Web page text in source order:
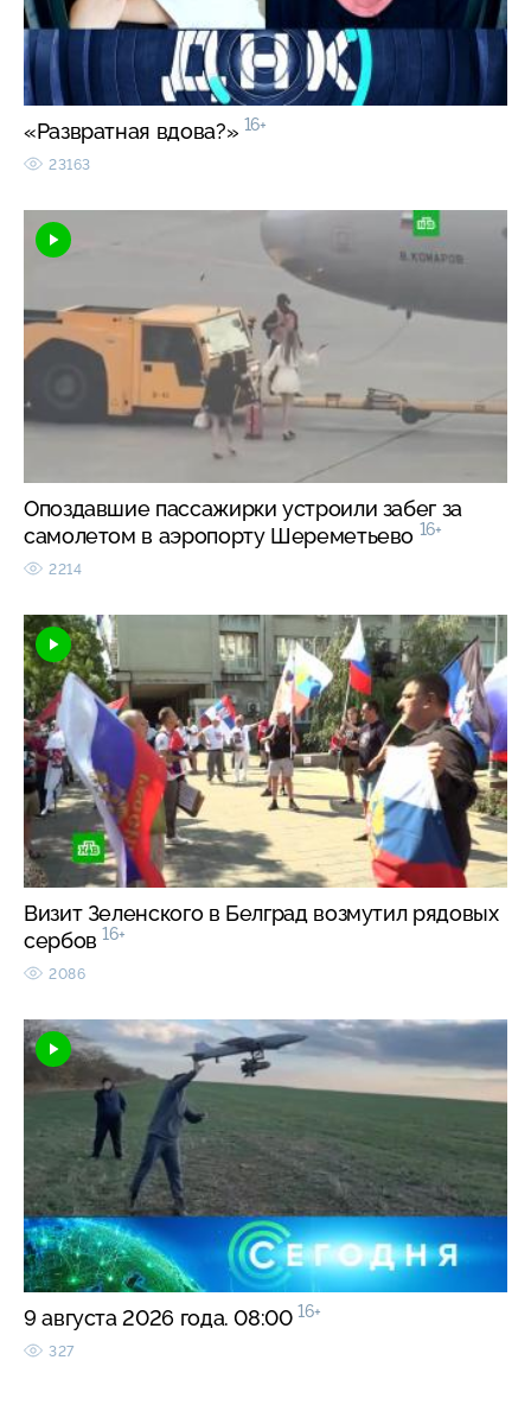
«Развратная вдова?» 16+
23163
Опоздавшие пассажирки устроили забег за
самолетом в аэропорту Шереметьево 16+
2214
Визит Зеленского в Белград возмутил рядовых
сербов 16+
2086
9 августа 2026 года. 08:00 16+
327